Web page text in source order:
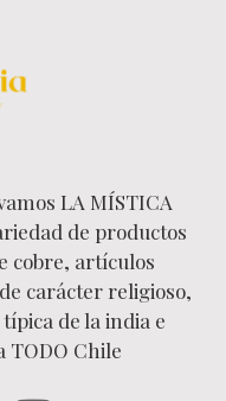
LA MÍSTICA
de productos
cobre, artículos
carácter religioso,
de la india e
TODO Chile